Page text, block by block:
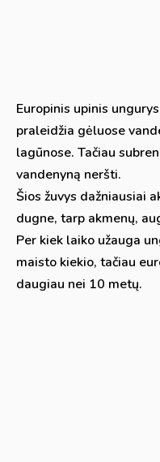
Europinis upinis
praleidžia gėluose
lagūnose. Tačiau
vandenyną neršti.
Šios žuvys dažniausiai
dugne, tarp akmenų,
Per kiek laiko užauga
maisto kiekio, tačiau
daugiau nei 10 metų.